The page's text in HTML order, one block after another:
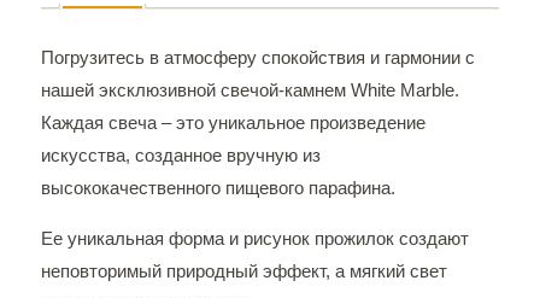
Погрузитесь в атмосферу спокойствия и гармонии с
нашей эксклюзивной свечой-камнем White Marble.
Каждая свеча – это уникальное произведение
искусства, созданное вручную из
высококачественного пищевого парафина.
Ее уникальная форма и рисунок прожилок создают
неповторимый природный эффект, а мягкий свет